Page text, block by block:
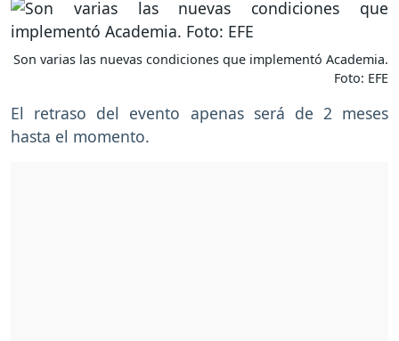
Son varias las nuevas condiciones que implementó Academia.
Foto: EFE
El retraso del evento apenas será de 2 meses
hasta el momento.